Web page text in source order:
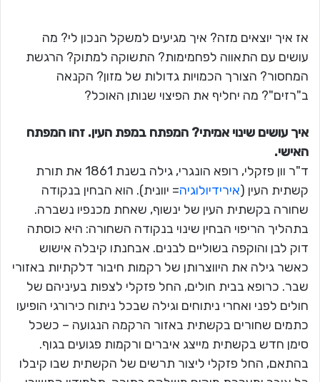
אז איך יוצאים מזה? איך מגיעים למשקל הנכון לי? מה
עושים עם התאווה לפחמימות? התשוקה למתוק? הרגשת
המחסור? הצורך הכמויות גדולות של מזון? הקנאה
ב"רזים"? מה יחליף את הפיצוי שנותן האוכל?
איך עושים שינוי אמיתי? המפתח במפת העין. זהו המפתח
האישי.
ד"ר וון פזקלי, רופא הונגרי, גילה בשנת 1861 את תורת
קשתית העין (אירידיולוגיה= יוונית). הוא הבחין בנקודה
שחורה בקשתית העין של ינשוף, שאחת מכנפיו נשברה.
בתהליך הריפוי הבחין שינוי בנקודה השחורה: היא כוסתה
דוק לבן והוקפה בשוליים לבנים. אבחנתו קיבלה אישוש
כאשר גילה את היווצרותן של רקמות חיבור דלקתיות באזורי
שבר. כרופא בבית חולים, החל פזקלי לצפות בעיניהם של
חולים לפני ואחרי ניתוחים וגילה שבכל ניתוח כירורגי הופיעו
כתמים שחורים בקשתית באזור הרקמה הנגועה – כשכל
סימן חדש בקשתית מייצג איברים ורקמות פגועים בגוף.
בהתאם, החל פזקלי ליצור תרשים של הקשתית שבו קיבלו